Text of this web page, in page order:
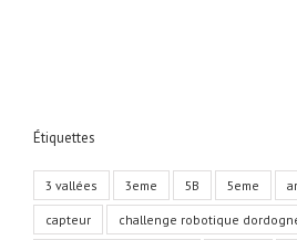
Étiquettes
3 vallées 3eme 5B 5eme
capteur challenge robotique